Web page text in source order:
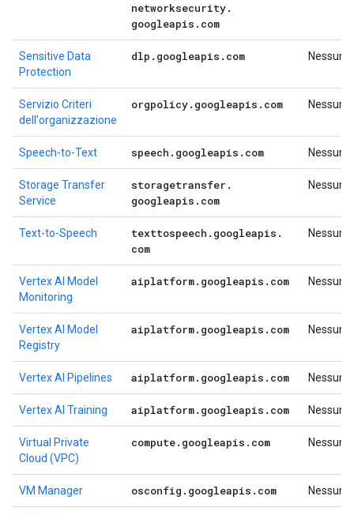
networksecurity.
googleapis . com
Sensitive Data
Protection
dlp . googleapis . com Nessuno
Servizio Criteri
dell'organizzazione
orgpolicy. googleapis . com Nessuno
Speech-to-Text speech . googleapis . com Nessuno
Storage Transfer
Service
storagetransfer .
googleapis . com
Nessuno
Text-to-Speech texttospeech . googleapis .
com
Nessuno
Vertex AI Model
Monitoring
aiplatform. googleapis . com Nessuno
Vertex AI Model
Registry
aiplatform. googleapis . com Nessuno
Vertex AI Pipelines aiplatform. googleapis . com Nessuno
Vertex AI Training aiplatform. googleapis . com Nessuno
Virtual Private
Cloud (VPC)
compute. googleapis . com Nessuno
VM Manager osconfig . googleapis . com Nessuno